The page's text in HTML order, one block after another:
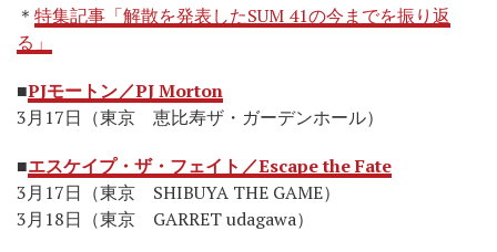
＊ 特集記事「解散を発表したSUM 41の今までを振り返
る」
■PJモートン／PJ Morton
3月17日（東京 恵比寿ザ・ガーデンホール）
■エスケイプ・ザ・フェイト／Escape the Fate
3月17日（東京 SHIBUYA THE GAME）
3月18日（東京 GARRET udagawa）